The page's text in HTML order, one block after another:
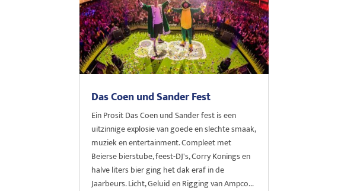
Das Coen und Sander Fest
Ein Prosit Das Coen und Sander fest is een
uitzinnige explosie van goede en slechte smaak,
muziek en entertainment. Compleet met
Beierse bierstube, feest-DJ's, Corry Konings en
halve liters bier ging het dak eraf in de
Jaarbeurs. Licht, Geluid en Rigging van Ampco...